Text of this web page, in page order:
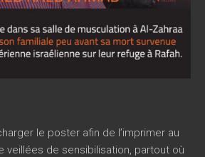
le poster afin de l’imprimer au
veillées de sensibilisation, partout où